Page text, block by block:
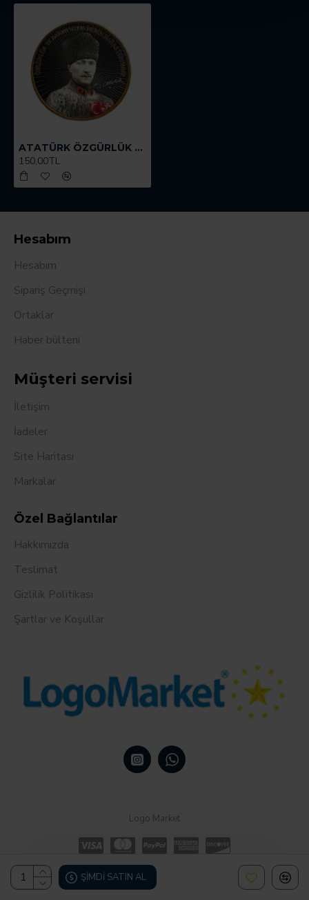
ŞIMDI SATIN AL
ATATÜRK ÖZGÜRLÜK ARMASI
150,00TL
Hesabım
Hesabım
Sipariş Geçmişi
Ortaklar
Haber bülteni
Müşteri servisi
İletişim
İadeler
Site Haritası
Markalar
Özel Bağlantılar
Hakkımızda
Teslimat
Gizlilik Politikası
Şartlar ve Koşullar
Logo Market
Design, Hosting & Support By Shopgez.com